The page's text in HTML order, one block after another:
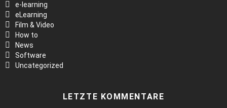
e-learning
eLearning
Film & Video
How to
News
Software
Uncategorized
LETZTE KOMMENTARE